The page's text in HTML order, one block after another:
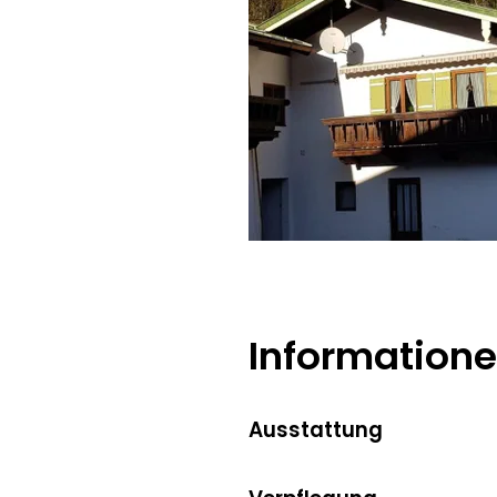
Ausstattung